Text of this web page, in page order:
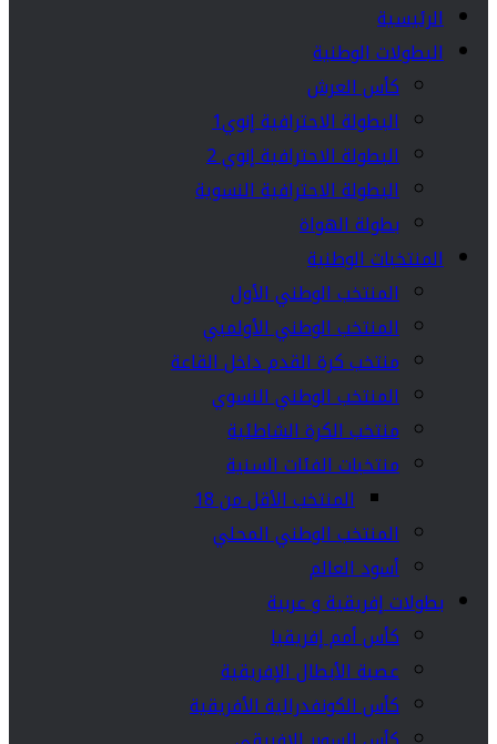
الرئيسية
البطولات الوطنية
كأس العرش
البطولة الاحترافية إنوي1
البطولة الاحترافية إنوي 2
البطولة الاحترافية النسوية
بطولة الهواة
المنتخبات الوطنية
المنتخب الوطني الأول
المنتخب الوطني الأولمبي
منتخب كرة القدم داخل القاعة
المنتخب الوطني النسوي
منتخب الكرة الشاطئية
منتخبات الفئات السنية
المنتخب الأقل من 18
المنتخب الوطني المحلي
أسود العالم
بطولات إفريقية و عربية
كأس أمم إفريقيا
عصبة الأبطال الإفريقية
كأس الكونفدرالية الأفريقية